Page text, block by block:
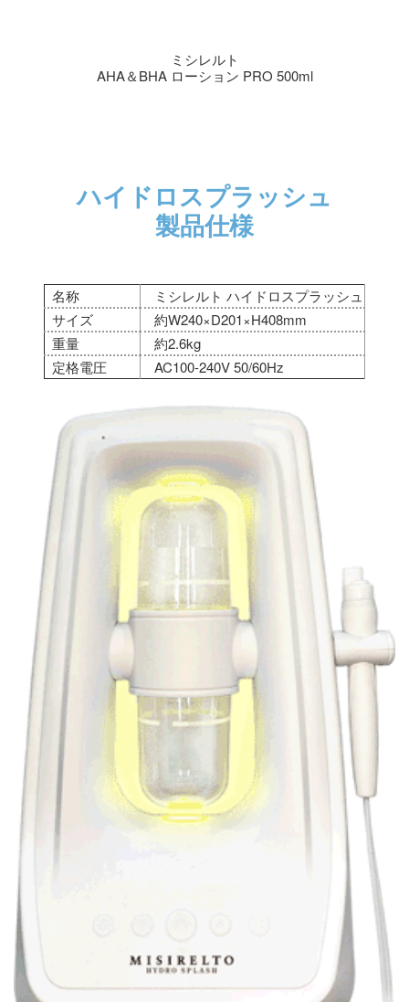
ミシレルト
AHA＆BHA ローション PRO 500ml
ハイドロスプラッシュ
製品仕様
名称
ミシレルト ハイドロスプラッシュ
サイズ
約W240×D201×H408mm
重量
約2.6kg
定格電圧
AC100-240V 50/60Hz